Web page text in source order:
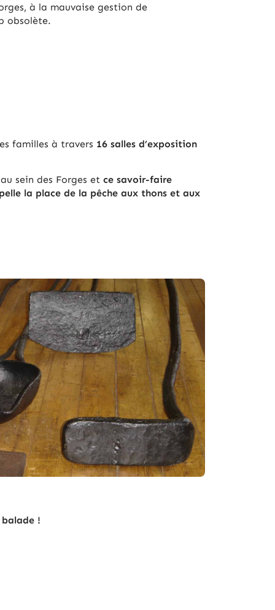
à la mauvaise gestion de
obsolète.
familles à travers 16 salles d’exposition
sein des Forges et ce savoir-faire
la place de la pêche aux thons et aux
!